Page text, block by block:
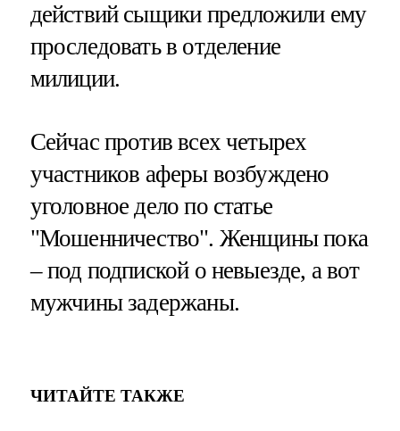
действий сыщики предложили ему
проследовать в отделение
милиции.
Сейчас против всех четырех
участников аферы возбуждено
уголовное дело по статье
"Мошенничество". Женщины пока
– под подпиской о невыезде, а вот
мужчины задержаны.
ЧИТАЙТЕ ТАКЖЕ